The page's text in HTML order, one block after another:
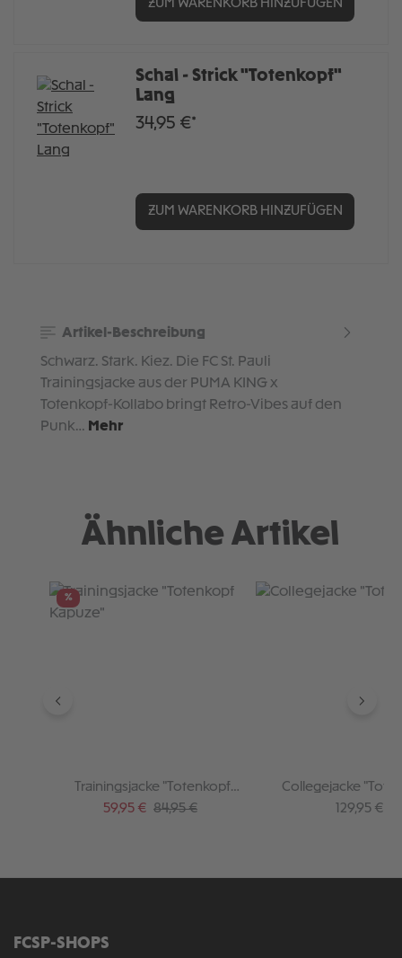
ZUM WARENKORB HINZUFÜGEN
Schal - Strick "Totenkopf"
Lang
34,95 €*
ZUM WARENKORB HINZUFÜGEN
Artikel-Beschreibung
Schwarz. Stark. Kiez. Die FC St. Pauli
Trainingsjacke aus der PUMA KING x
Totenkopf-Kollabo bringt Retro-Vibes auf den
Punk… Mehr
Ähnliche Artikel
Produktgalerie überspringen
%
Trainingsjacke "Totenkopf
Kapuze"
Verkaufspreis:
59,95 € Regulärer Preis:
84,95 €
Collegejacke
Regulärer
129,95 €
FCSP-SHOPS